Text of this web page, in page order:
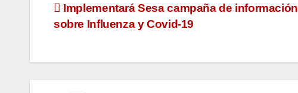
Navegación
entradas
Implementará Sesa campaña de información
sobre Influenza y Covid-19